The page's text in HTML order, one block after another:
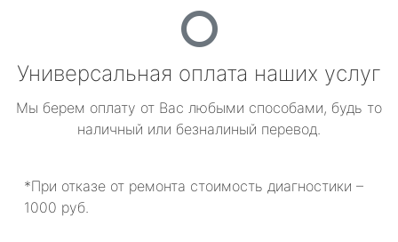
Универсальная оплата наших услуг
Мы берем оплату от Вас любыми способами, будь то
наличный или безналиный перевод.
*При отказе от ремонта стоимость диагностики –
1000 руб.